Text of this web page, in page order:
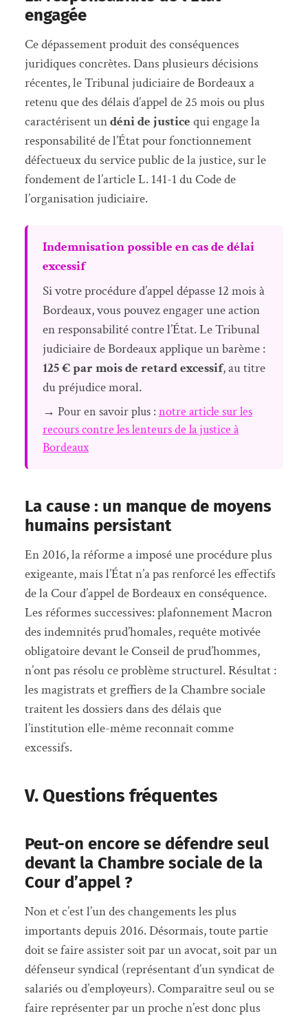
engagée
Ce dépassement produit des conséquences
juridiques concrètes. Dans plusieurs décisions
récentes, le Tribunal judiciaire de Bordeaux a
retenu que des délais d’appel de 25 mois ou plus
caractérisent undéni de justice qui engage la
responsabilité de l’État pour fonctionnement
défectueux du service public de la justice, sur le
fondement de l’article L. 141-1 du Code de
l’organisation judiciaire.
Indemnisation possible en cas de délai
excessif
Si votre procédure d’appel dépasse 12 mois à
Bordeaux, vous pouvez engager une action
en responsabilité contre l’État. Le Tribunal
judiciaire de Bordeaux applique un barème :
125 € par mois de retard excessif, au titre
du préjudice moral.
→ Pour en savoir plus : notre article sur les
recours contre les lenteurs de la justice à
Bordeaux
La cause : un manque de moyens
humains persistant
En 2016, la réforme a imposé une procédure plus
exigeante, mais l’État n’a pas renforcé les effectifs
de la Cour d’appel de Bordeaux en conséquence.
Les réformes successives: plafonnement Macron
des indemnités prud’homales, requête motivée
obligatoire devant le Conseil de prud’hommes,
n’ont pas résolu ce problème structurel. Résultat :
les magistrats et greffiers de la Chambre sociale
traitent les dossiers dans des délais que
l’institution elle-même reconnaît comme
excessifs.
V. Questions fréquentes
Peut-on encore se défendre seul
devant la Chambre sociale de la
Cour d’appel ?
Non et c’est l’un des changements les plus
importants depuis 2016. Désormais, toute partie
doit se faire assister soit par un avocat, soit par un
défenseur syndical (représentant d’un syndicat de
salariés ou d’employeurs). Comparaître seul ou se
faire représenter par un proche n’est donc plus